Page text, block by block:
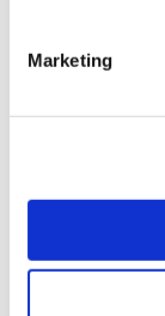
Marketing
2016 (167)
december (4)
oktober (3)